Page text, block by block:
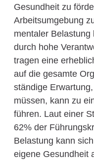
Gesundheit zu
Arbeitsumgebung
mentaler
durch hohe
tragen eine
auf die gesamte
ständige
müssen, kann zu
führen. Laut einer
62% der
Belastung kann
eigene Gesundheit